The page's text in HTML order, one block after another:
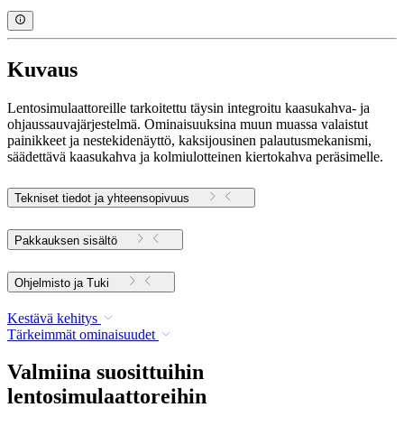
Kuvaus
Lentosimulaattoreille tarkoitettu täysin integroitu kaasukahva- ja
ohjaussauvajärjestelmä. Ominaisuuksina muun muassa valaistut
painikkeet ja nestekidenäyttö, kaksijousinen palautusmekanismi,
säädettävä kaasukahva ja kolmiulotteinen kiertokahva peräsimelle.
Tekniset tiedot ja yhteensopivuus
Pakkauksen sisältö
Ohjelmisto ja Tuki
Kestävä kehitys
Tärkeimmät ominaisuudet
Valmiina suosittuihin
lentosimulaattoreihin